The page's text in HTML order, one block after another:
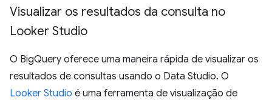
Visualizar os resultados da consulta no
Looker Studio
O BigQuery oferece uma maneira rápida de visualizar os
resultados de consultas usando o Data Studio. O
Looker Studio é uma ferramenta de visualização de